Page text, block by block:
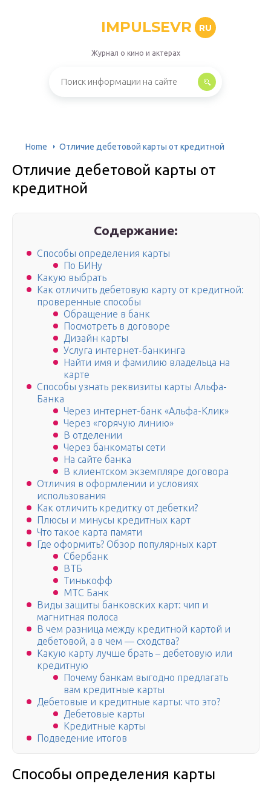
IMPULSEVR RU
Журнал о кино и актерах
Home Отличие дебетовой карты от кредитной
Отличие дебетовой карты от
кредитной
Содержание:
Способы определения карты
По БИНу
Какую выбрать
Как отличить дебетовую карту от кредитной:
проверенные способы
Обращение в банк
Посмотреть в договоре
Дизайн карты
Услуга интернет-банкинга
Найти имя и фамилию владельца на
карте
Способы узнать реквизиты карты Альфа-
Банка
Через интернет-банк «Альфа-Клик»
Через «горячую линию»
В отделении
Через банкоматы сети
На сайте банка
В клиентском экземпляре договора
Отличия в оформлении и условиях
использования
Как отличить кредитку от дебетки?
Плюсы и минусы кредитных карт
Что такое карта памяти
Где оформить? Обзор популярных карт
Сбербанк
ВТБ
Тинькофф
МТС Банк
Виды защиты банковских карт: чип и
магнитная полоса
В чем разница между кредитной картой и
дебетовой, а в чем — сходства?
Какую карту лучше брать – дебетовую или
кредитную
Почему банкам выгодно предлагать
вам кредитные карты
Дебетовые и кредитные карты: что это?
Дебетовые карты
Кредитные карты
Подведение итогов
Способы определения карты